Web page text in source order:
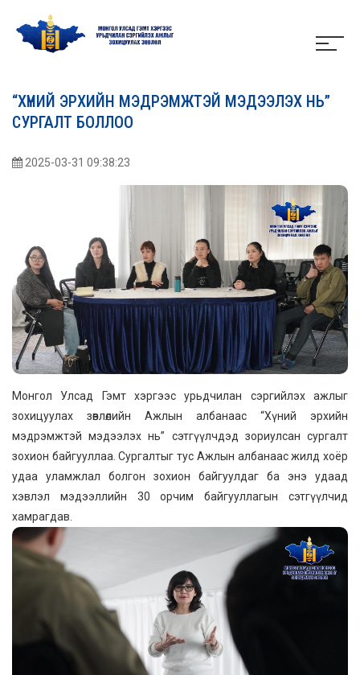
“ХҮНИЙ ЭРХИЙН МЭДРЭМЖТЭЙ МЭДЭЭЛЭХ НЬ”
СУРГАЛТ БОЛЛОО
2025-03-31 09:38:23
Монгол Улсад Гэмт хэргээс урьдчилан сэргийлэх ажлыг
зохицуулах зөвлөлийн Ажлын албанаас “Хүний эрхийн
мэдрэмжтэй мэдээлэх нь” сэтгүүлчдэд зориулсан сургалт
зохион байгууллаа. Сургалтыг тус Ажлын албанаас жилд хоёр
удаа уламжлал болгон зохион байгуулдаг ба энэ удаад
хэвлэл мэдээллийн 30 орчим байгууллагын сэтгүүлчид
хамрагдав.